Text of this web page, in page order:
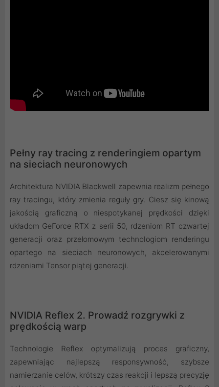
Pełny ray tracing z renderingiem opartym
na sieciach neuronowych
Architektura NVIDIA Blackwell zapewnia realizm pełnego
ray tracingu, który zmienia reguły gry. Ciesz się kinową
jakością graficzną o niespotykanej prędkości dzięki
układom GeForce RTX z serii 50, rdzeniom RT czwartej
generacji oraz przełomowym technologiom renderingu
opartego na sieciach neuronowych, akcelerowanymi
rdzeniami Tensor piątej generacji.
NVIDIA Reflex 2. Prowadź rozgrywki z
prędkością warp
Technologie Reflex optymalizują proces graficzny,
zapewniając najlepszą responsywność, szybsze
namierzanie celów, krótszy czas reakcji i lepszą precyzję